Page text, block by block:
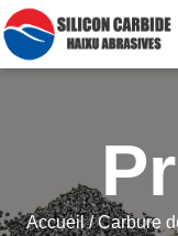
Accueil/Carbure